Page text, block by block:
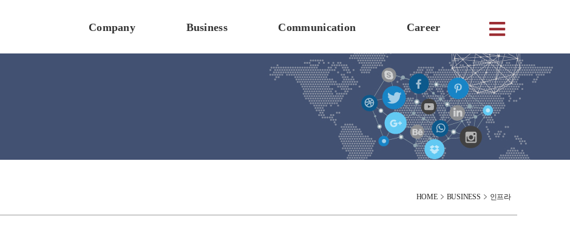
Company Business Communication Career
HOME BUSINESS 인프라